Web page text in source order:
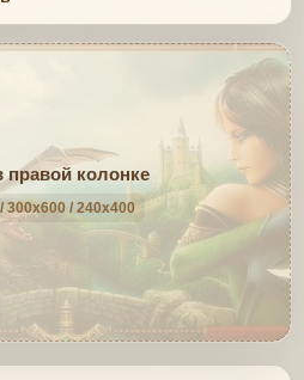
правой колонке
300x600 / 240x400